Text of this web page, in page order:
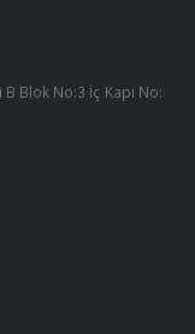
Blok No:3 İç Kapı No: